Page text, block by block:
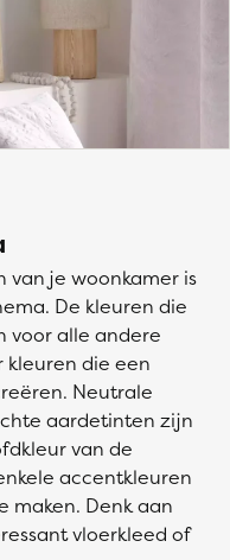
van je woonkamer is
De kleuren die
voor alle andere
kleuren die een
Neutrale
aardetinten zijn
van de
accentkleuren
maken. Denk aan
vloerkleed of